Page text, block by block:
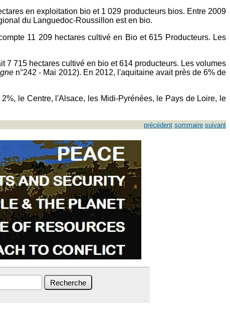
en exploitation bio et 1 029 producteurs bios. Entre 2009
du Languedoc-Roussillon est en bio.
11 209 hectares cultivé en Bio et 615 Producteurs. Les
7 715 hectares cultivé en bio et 614 producteurs. Les volumes
n°242 - Mai 2012). En 2012, l'aquitaine avait près de 6% de
le Centre, l'Alsace, les Midi-Pyrénées, le Pays de Loire, le
précédent sommaire suivant